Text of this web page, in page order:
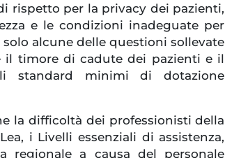
rispetto per la privacy dei pazienti,
e le condizioni inadeguate per
solo alcune delle questioni sollevate
il timore di cadute dei pazienti e il
standard minimi di dotazione
la difficoltà dei professionisti della
i Livelli essenziali di assistenza,
regionale a causa del personale